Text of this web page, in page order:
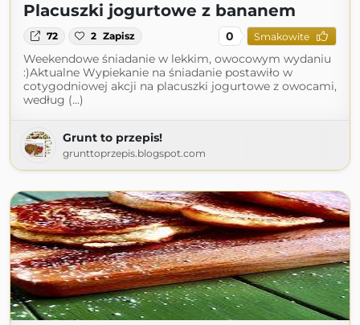
Placuszki jogurtowe z bananem
72 2 Zapisz 0 Smakowite
Weekendowe śniadanie w lekkim, owocowym wydaniu
:)Aktualne Wypiekanie na śniadanie postawiło w
cotygodniowej akcji na placuszki jogurtowe z owocami,
według (...)
Grunt to przepis!
grunttoprzepis.blogspot.com